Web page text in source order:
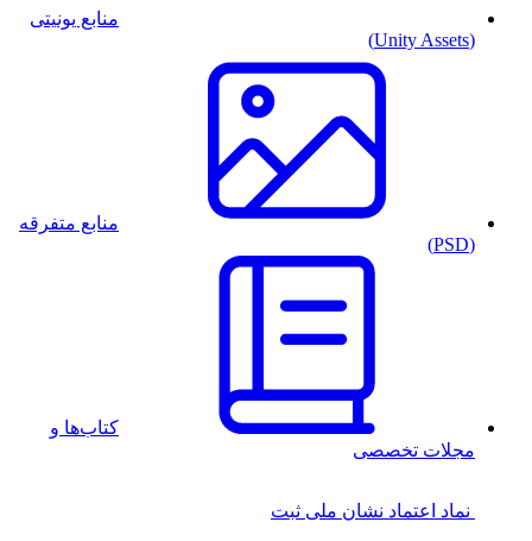
منابع یونیتی
(Unity Assets)
منابع متفرقه
(PSD)
کتاب‌ها و
مجلات تخصصی
نماد اعتماد نشان ملی ثبت